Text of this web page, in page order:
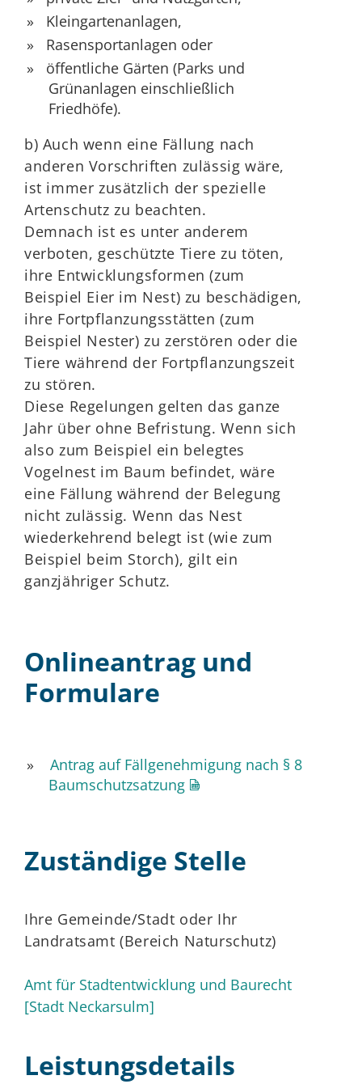
Kleingartenanlagen,
Rasensportanlagen oder
öffentliche Gärten (Parks und
Grünanlagen einschließlich
Friedhöfe).
b) Auch wenn eine Fällung nach
anderen Vorschriften zulässig wäre,
ist immer zusätzlich der spezielle
Artenschutz zu beachten.
Demnach ist es unter anderem
verboten, geschützte Tiere zu töten,
ihre Entwicklungsformen(zum
Beispiel Eier im Nest) zu beschädigen,
ihre Fortpflanzungsstätten (zum
Beispiel Nester) zu zerstören oder die
Tiere während der Fortpflanzungszeit
zu stören.
Diese Regelungen gelten das ganze
Jahr über ohne Befristung.Wenn sich
also zum Beispiel ein belegtes
Vogelnest im Baum befindet, wäre
eine Fällung während der Belegung
nicht zulässig. Wenn das Nest
wiederkehrend belegt ist (wie zum
Beispiel beim Storch), gilt ein
ganzjähriger Schutz.
Onlineantrag und
Formulare
Antrag auf Fällgenehmigung nach § 8
Baumschutzsatzung
Zuständige Stelle
Ihre Gemeinde/Stadt oder Ihr
Landratsamt (Bereich Naturschutz)
Amt für Stadtentwicklung und Baurecht
[Stadt Neckarsulm]
Leistungsdetails